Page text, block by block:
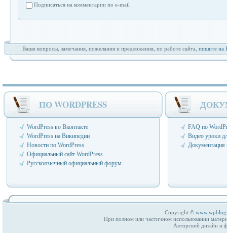
Подписаться на комментарии по e-mail
Ваши вопросы, замечания, пожелания и предложения, по работе сайта, пишите на
ПО WORDPRESS
WordPress во Вконтакте
WordPress на Википедии
Новости по WordPress
Официальный сайт WordPress
Русскоязычный официальный форум
FAQ по
Видео уроки
Документация
Copyright ©
При полном или частичном использовании
Авторский дизайн и